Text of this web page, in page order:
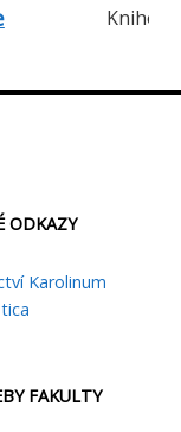
ODKAZY
Karolinum
FAKULTY